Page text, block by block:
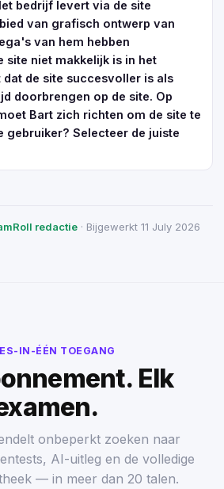
bedrijf levert via de site
van grafisch ontwerp van
van hem hebben
site niet makkelijk is in het
dat de site succesvoller is als
doorbrengen op de site. Op
Bart zich richten om de site te
gebruiker? Selecteer de juiste
redactie · Bijgewerkt 11 July 2026
IN-ÉÉN TOEGANG
Elk
onbeperkt zoeken naar
AI-uitleg en de volledige
— in meer dan 20 talen.